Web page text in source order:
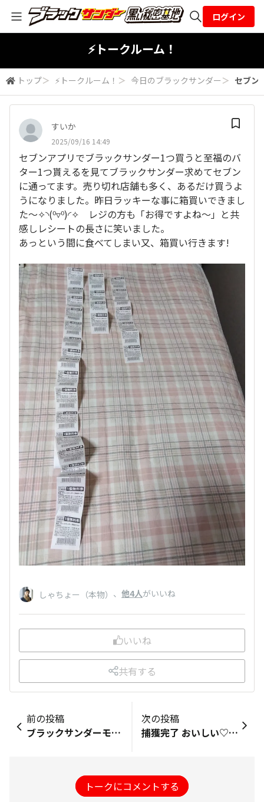
ログイン
⚡トークルーム！
トップ＞ ⚡トークルーム！ ＞ 今日のブラックサンダー ＞ セブン
すいか
2025/09/16 14:49
セブンアプリでブラックサンダー1つ買うと至福のバ
ター1つ貰えるを見てブラックサンダー求めてセブン
に通ってます。売り切れ店舗も多く、あるだけ買うよ
うになりました。昨日ラッキーな事に箱買いできまし
た〜✧⁠◝⁠(⁠⁰⁠▿⁠⁰⁠)⁠◜⁠✧ レジの方も「お得ですよね〜」と共
感しレシートの長さに笑いました。
あっという間に食べてしまい又、箱買い行きます!
しゃちょー（本物） 、 他4人がいいね
いいね
共有する
前の投稿
ブラックサンダーモンスターを捕獲しました🍫⚡️ 発売初日の急用に続いて２日目も買いに行けそうになかったから早朝5時半過ぎに県一を誇る某駅構内にあるミスタードーナツへ🍩 ザクザクでもブラックサンダーのザクザクとは何かが違う新鮮なザクザクで美味しかったです。 僕はブラックサンダー&amp;エンゼルが1番良かったです😊
次の投稿
捕獲完了 おいしい♡ だいすき♡
トークにコメントする